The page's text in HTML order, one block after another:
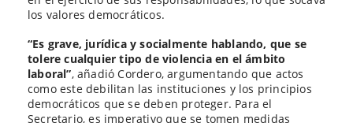
los valores democráticos.
“Es grave, jurídica y socialmente hablando, que se
tolere cualquier tipo de violencia en el ámbito
laboral”, añadió Cordero, argumentando que actos
como este debilitan las instituciones y los principios
democráticos que se deben proteger. Para el
Secretario, es imperativo que se tomen medidas